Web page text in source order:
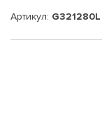
Артикул: G321280L